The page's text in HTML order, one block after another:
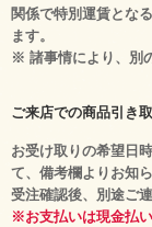
関係で特別運賃とな
ます。
※ 諸事情により、別
ご来店での商品引き
お受け取りの希望日
て、備考欄よりお知
受注確認後、別途ご
※お支払いは現金払い